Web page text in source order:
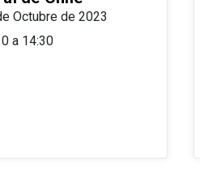
Octubre de 2023
a 14:30